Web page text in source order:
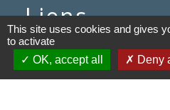
Liens
Communauté de
Haut Limousin
This site uses cookies and gives
to activate
OK, accept all
Deny